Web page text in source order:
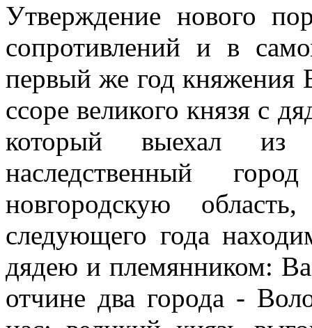
Утверждение нового
сопротивлений и в
первый же год княжения
ссоре великого князя с
который выехал
наследственный
новгородскую
следующего года
дядею и племянником:
отчине два города -